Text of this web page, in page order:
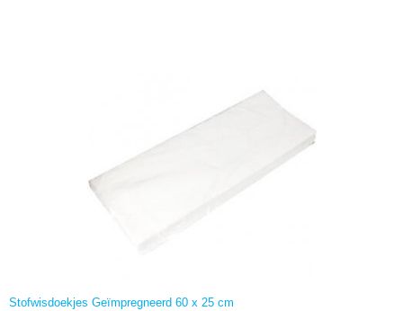
Stofwisdoekjes Geïmpregneerd 60 x 25 cm